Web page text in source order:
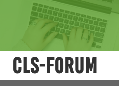
CLS-Forum